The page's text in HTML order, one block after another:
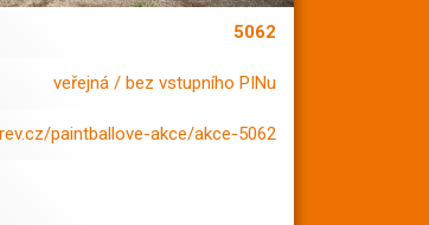
5062
veřejná / bez vstupního PINu
paintballove-akce/akce-5062